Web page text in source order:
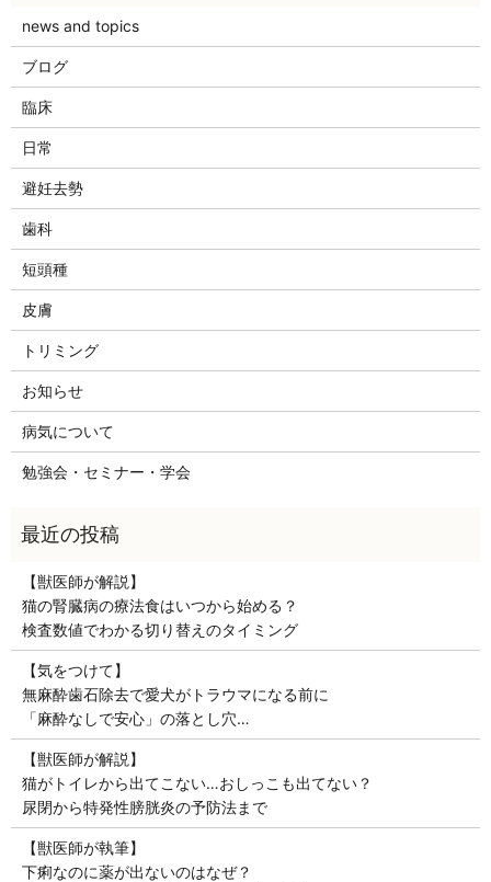
news and topics
ブログ
臨床
日常
避妊去勢
歯科
短頭種
皮膚
トリミング
お知らせ
病気について
勉強会・セミナー・学会
【獣医師が解説】
猫の腎臓病の療法食はいつから始める？
検査数値でわかる切り替えのタイミング
【気をつけて】
無麻酔歯石除去で愛犬がトラウマになる前に
「麻酔なしで安心」の落とし穴…
【獣医師が解説】
猫がトイレから出てこない…おしっこも出てない？
尿閉から特発性膀胱炎の予防法まで
【獣医師が執筆】
下痢なのに薬が出ないのはなぜ？